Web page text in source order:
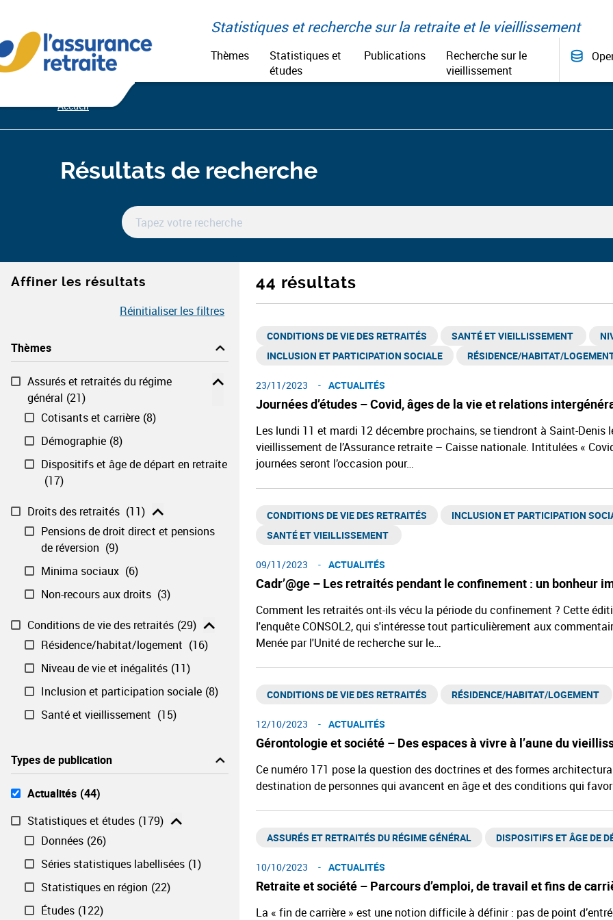
contenu
Statistiques et recherche sur la retraite et le vieillissement
Thèmes
Statistiques et
études
Publications
Recherche sur le
vieillissement
Accueil
Résultats de recherche
Affiner les résultats
Réinitialiser les filtres
Thèmes
Assurés et retraités du régime
général​ (21)
Cotisants et carrière (8)
Démographie (8)
Dispositifs et âge de départ en retraite​
(17)
Droits des retraités ​ (11)
Pensions de droit direct et pensions
de réversion ​ (9)
Minima sociaux ​ (6)
Non-recours aux droits ​ (3)
Conditions de vie des retraités (29)
Résidence/habitat/logement ​ (16)
Niveau de vie et inégalités​ (11)
Inclusion et participation sociale (8)
Santé et vieillissement ​ (15)
Types de publication
Actualités (44)
Statistiques et études (179)
Données (26)
Séries statistiques labellisées​ (1)
Statistiques en région​ (22)
Études (122)
44 résultats
Journées d’études – Covid, âges de la vie et relations
CONDITIONS DE VIE DES RETRAITÉS SANTÉ ET VIEILLISSEMENT ​
INCLUSION ET PARTICIPATION SOCIALE
RÉSIDENCE/HABITAT/
23/11/2023 ACTUALITÉS
Les lundi 11 et mardi 12 décembre prochains, se tiendront à Saint-Denis
vieillissement de l’Assurance retraite – Caisse nationale. Intitulées «
journées seront l’occasion pour…
Cadr’@ge – Les retraités pendant le confinement : un bonheur
CONDITIONS DE VIE DES RETRAITÉS
INCLUSION ET PARTICIPATION
SANTÉ ET VIEILLISSEMENT ​
09/11/2023 ACTUALITÉS
Comment les retraités ont-ils vécu la période du confinement ? Cette
l'enquête CONSOL2, qui s'intéresse tout particulièrement aux
Menée par l'Unité de recherche sur le…
Gérontologie et société – Des espaces à vivre à l’aune du
CONDITIONS DE VIE DES RETRAITÉS RÉSIDENCE/HABITAT/LOGEMENT ​
12/10/2023 ACTUALITÉS
Ce numéro 171 pose la question des doctrines et des formes
destination de personnes qui avancent en âge et des conditions qui
Retraite et société – Parcours d’emploi, de travail et fins de
ASSURÉS ET RETRAITÉS DU RÉGIME GÉNÉRAL​ DISPOSITIFS ET ÂGE DE
10/10/2023 ACTUALITÉS
La « fin de carrière » est une notion difficile à définir : pas de point